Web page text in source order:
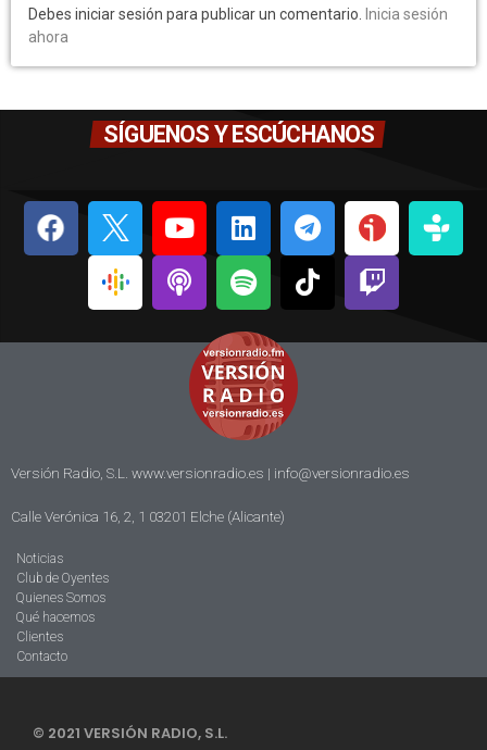
Debes iniciar sesión para publicar un comentario.
Inicia sesión
ahora
SÍGUENOS Y ESCÚCHANOS
Versión Radio, S.L. www.versionradio.es | info@versionradio.es
Calle Verónica 16, 2, 1 03201 Elche (Alicante)
Noticias
Club de Oyentes
Quienes Somos
Qué hacemos
Clientes
Contacto
© 2021 VERSIÓN RADIO, S.L.